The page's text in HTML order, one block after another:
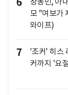
모 "여보가
와이프)
7
'조커' 히스
커까지 '요